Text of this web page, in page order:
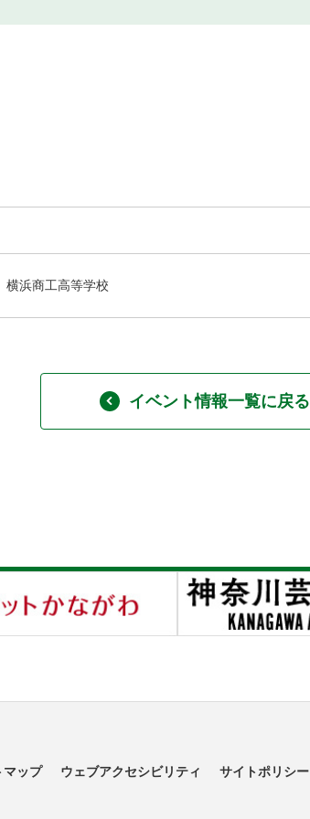
横浜商工高等学校
イベント情報一覧に戻る
マップ ウェブアクセシビリティ サイトポリシー